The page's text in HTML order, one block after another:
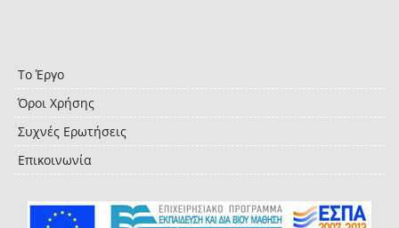
Το Έργο
Όροι Χρήσης
Συχνές Ερωτήσεις
Επικοινωνία